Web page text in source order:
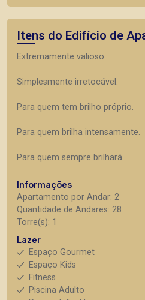
Itens do Edifício de
Extremamente valioso.
Simplesmente irretocável.
Para quem tem brilho próprio.
Para quem brilha intensamente.
Para quem sempre brilhará.
Informações
Apartamento por Andar: 2
Quantidade de Andares: 28
Torre(s): 1
Lazer
Espaço Gourmet
Espaço Kids
Fitness
Piscina Adulto